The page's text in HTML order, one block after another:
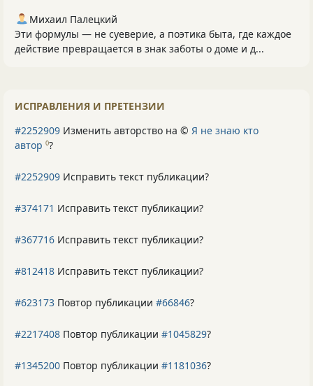
Михаил Палецкий
Эти формулы — не суеверие, а поэтика быта, где каждое
действие превращается в знак заботы о доме и д...
ИСПРАВЛЕНИЯ И ПРЕТЕНЗИИ
#2252909 Изменить авторство на © Я не знаю кто
автор 0?
#2252909 Исправить текст публикации?
#374171 Исправить текст публикации?
#367716 Исправить текст публикации?
#812418 Исправить текст публикации?
#623173 Повтор публикации #66846?
#2217408 Повтор публикации #1045829?
#1345200 Повтор публикации #1181036?